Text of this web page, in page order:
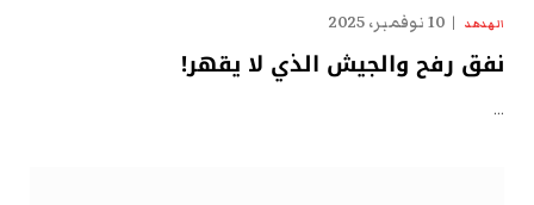
الهدهد 10 نوفمبر، 2025
نفق رفح والجيش الذي لا يقهر!
…